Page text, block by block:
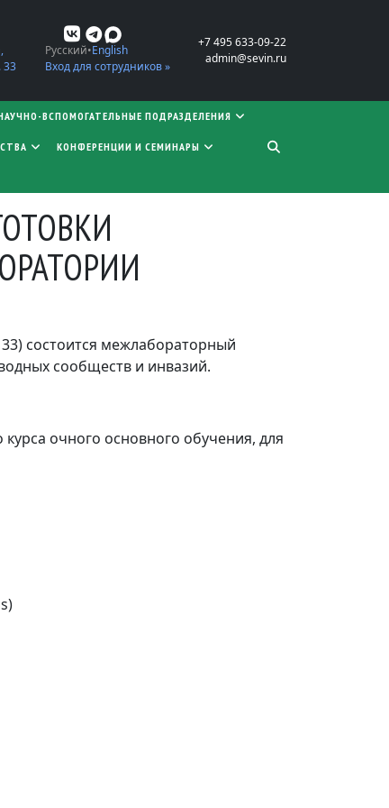
33
Русский English
Вход для сотрудников »
+7 495 633-09-22
admin@sevin.ru
ВСПОМОГАТЕЛЬНЫЕ ПОДРАЗДЕЛЕНИЯ
КОНФЕРЕНЦИИ И СЕМИНАРЫ
состоится межлабораторный
сообществ и инвазий.
очного основного обучения, для